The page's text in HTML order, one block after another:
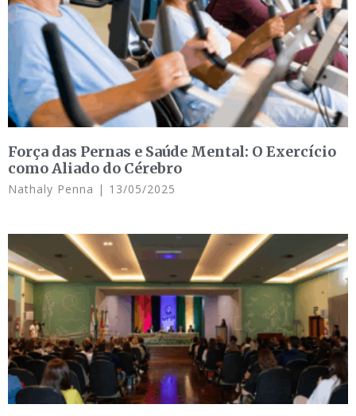
Força das Pernas e Saúde Mental: O Exercício
como Aliado do Cérebro
Nathaly Penna 13/05/2025